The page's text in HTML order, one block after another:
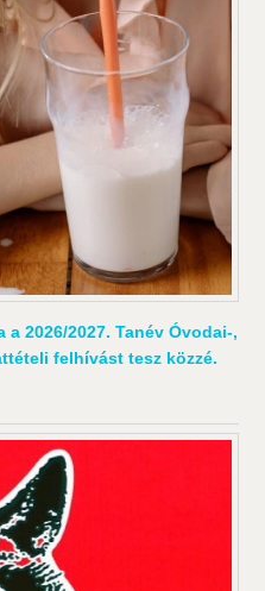
2026/2027. Tanév Óvodai-,
felhívást tesz közzé.